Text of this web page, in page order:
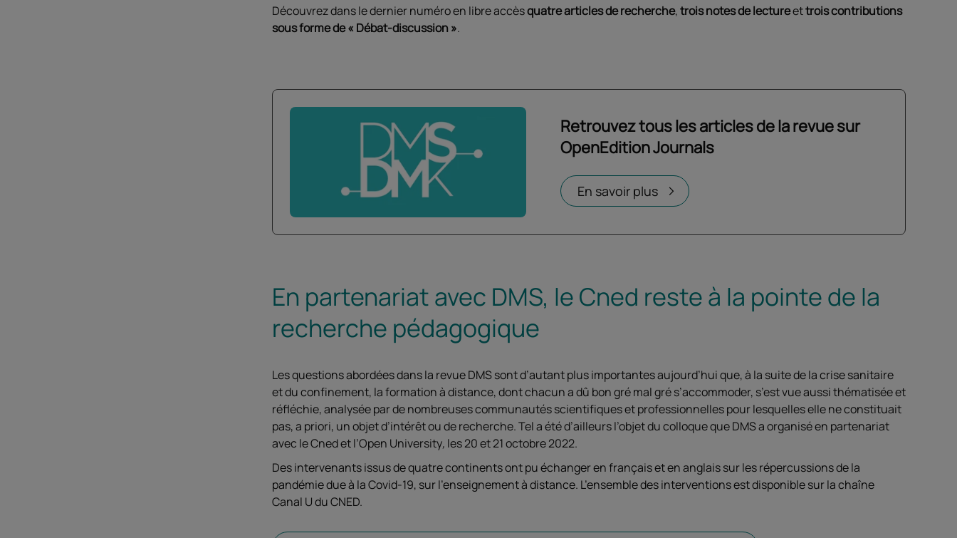
Découvrez dans le dernier numéro en libre accèsquatre articles de recherche,trois notes de lectureettrois contributions
sous forme de « Débat-discussion ».
Retrouvez tous les articles de la revue sur
OpenEdition Journals
En savoir plus
En partenariat avec DMS, le Cned reste à la pointe de la
recherche pédagogique
Les questions abordées dans la revue DMS sont d’autant plus importantes aujourd’hui que, à la suite de la crise sanitaire
et du confinement, la formation à distance, dont chacun a dû bon gré mal gré s’accommoder, s’est vue aussi thématisée et
réfléchie, analysée par de nombreuses communautés scientifiques et professionnelles pour lesquelles elle ne constituait
pas, a priori, un objet d’intérêt ou de recherche. Tel a été d’ailleurs l’objet du colloque que DMS a organisé en partenariat
avec le Cned et l’Open University, les 20 et 21 octobre 2022.
Des intervenants issus de quatre continents ont pu échanger en français et en anglais sur les répercussions de la
pandémie due à la Covid-19, sur l’enseignement à distance. L’ensemble des interventions est disponible sur la chaîne
Canal U du CNED.